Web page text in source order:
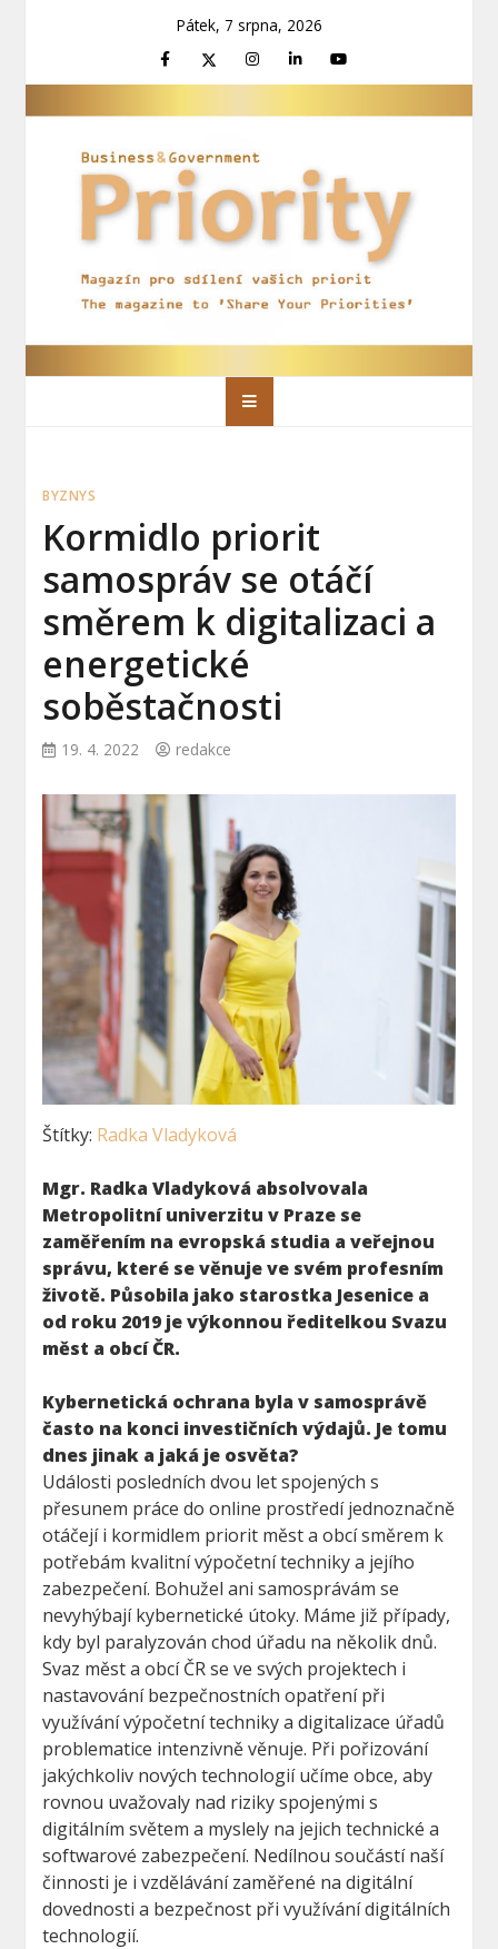
Pátek, 7 srpna, 2026
Priority Magazín
Magazín pro sdílení vašich priorit
BYZNYS
Kormidlo priorit
samospráv se otáčí
směrem k digitalizaci a
energetické
soběstačnosti
19. 4. 2022 redakce
Štítky: Radka Vladyková
Mgr. Radka Vladyková absolvovala
Metropolitní univerzitu v Praze se
zaměřením na evropská studia a veřejnou
správu, které se věnuje ve svém profesním
životě. Působila jako starostka Jesenice a
od roku 2019 je výkonnou ředitelkou Svazu
měst a obcí ČR.
Kybernetická ochrana byla v samosprávě
často na konci investičních výdajů. Je tomu
dnes jinak a jaká je osvěta?
Události posledních dvou let spojených s
přesunem práce do online prostředí jednoznačně
otáčejí i kormidlem priorit měst a obcí směrem k
potřebám kvalitní výpočetní techniky a jejího
zabezpečení. Bohužel ani samosprávám se
nevyhýbají kybernetické útoky. Máme již případy,
kdy byl paralyzován chod úřadu na několik dnů.
Svaz měst a obcí ČR se ve svých projektech i
nastavování bezpečnostních opatření při
využívání výpočetní techniky a digitalizace úřadů
problematice intenzivně věnuje. Při pořizování
jakýchkoliv nových technologií učíme obce, aby
rovnou uvažovaly nad riziky spojenými s
digitálním světem a myslely na jejich technické a
softwarové zabezpečení. Nedílnou součástí naší
činnosti je i vzdělávání zaměřené na digitální
dovednosti a bezpečnost při využívání digitálních
technologií.